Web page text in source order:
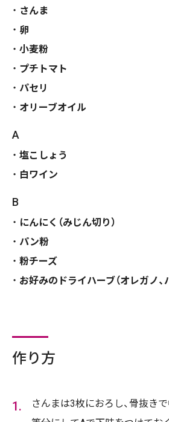
さんま
卵
小麦粉
プチトマト
パセリ
オリーブオイル
A
塩こしょう
白ワイン
B
にんにく（みじん切り）
パン粉
粉チーズ
お好みのドライハーブ（オレガノ、
作り方
さんまは3枚におろし、骨抜き